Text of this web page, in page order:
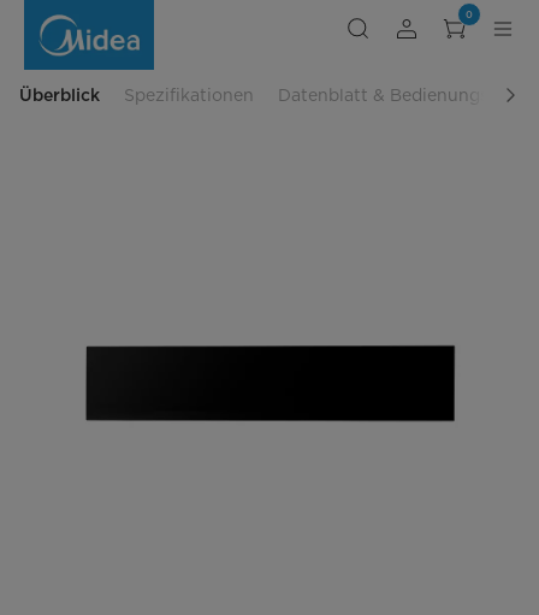
MWMTCN14J-
0
Überblick Spezifikationen Datenblatt &